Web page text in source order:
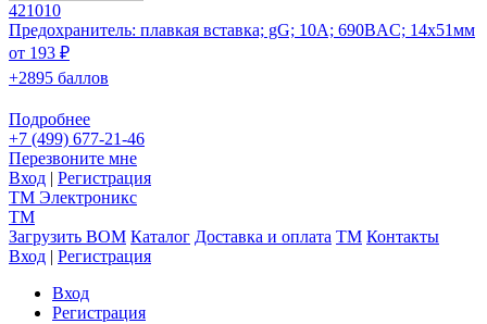
421010
Предохранитель: плавкая вставка; gG; 10А; 690ВAC; 14x51мм
от 193 ₽
+2895 баллов
Подробнее
+7 (499) 677-21-46
Перезвоните мне
Вход | Регистрация
TM Электроникс
TM
Загрузить BOM Каталог Доставка и оплата TM Контакты
Вход | Регистрация
Вход
Регистрация